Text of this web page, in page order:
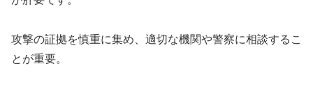
攻撃の証拠を慎重に集め、適切な機関や警察に相談するこ
とが重要。